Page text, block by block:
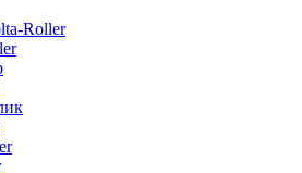
Roller